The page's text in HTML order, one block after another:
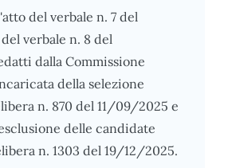
del verbale n. 7 del
verbale n. 8 del
dalla Commissione
della selezione
n. 870 del 11/09/2025 e
delle candidate
n. 1303 del 19/12/2025.